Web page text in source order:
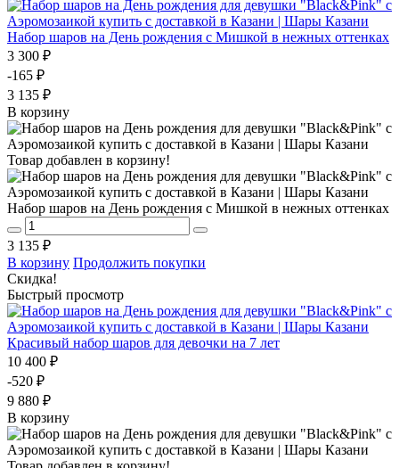
Набор шаров на День рождения с Мишкой в нежных оттенках
3 300 ₽
-165 ₽
3 135 ₽
В корзину
Товар добавлен в корзину!
Набор шаров на День рождения с Мишкой в нежных оттенках
3 135 ₽
В корзину Продолжить покупки
Скидка!
Быстрый просмотр
Красивый набор шаров для девочки на 7 лет
10 400 ₽
-520 ₽
9 880 ₽
В корзину